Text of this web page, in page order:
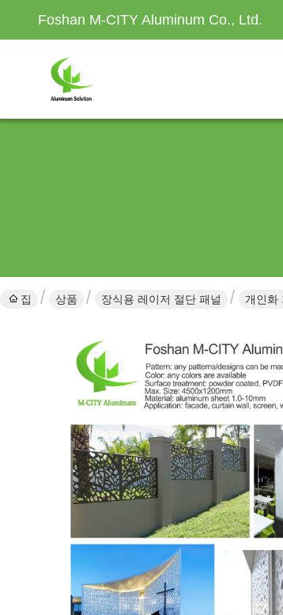
Foshan M-CITY Aluminum Co., Ltd.
집 상품 장식용 레이저 절단 패널 개인화